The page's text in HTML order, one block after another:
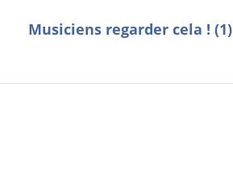
Musiciens regarder cela ! (1)